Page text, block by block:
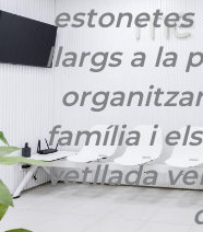
estonetes
llargs a la
família i
vetllada